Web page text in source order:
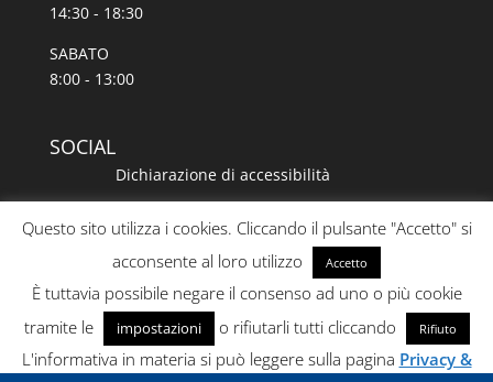
14:30 - 18:30
SABATO
8:00 - 13:00
SOCIAL
Dichiarazione di accessibilità
BIGMAT
Questo sito utilizza i cookies. Cliccando il pulsante "Accetto" si
acconsente al loro utilizzo
Accetto
È tuttavia possibile negare il consenso ad uno o più cookie
tramite le
impostazioni o rifiutarli tutti cliccando Rifiuto
L'informativa in materia si può leggere sulla pagina Privacy &